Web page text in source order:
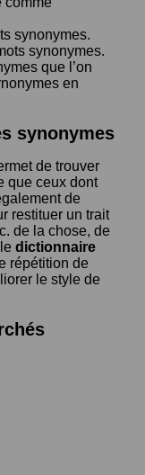
synonymes.
synonymes.
que l’on
en
synonymes
de trouver
que ceux dont
de
restituer un trait
de la chose, de
dictionnaire
répétition de
le style de